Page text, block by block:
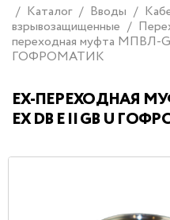
Каталог Вводы
взрывозащищенные
переходная муфта МПВЛ-
ГОФРОМАТИК
EX-ПЕРЕХОДНАЯ
ЕХ DB E II GB U